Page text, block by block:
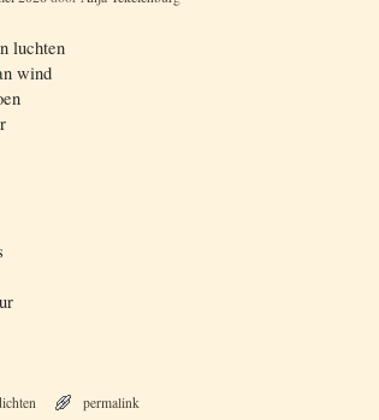
luchten
wind
permalink